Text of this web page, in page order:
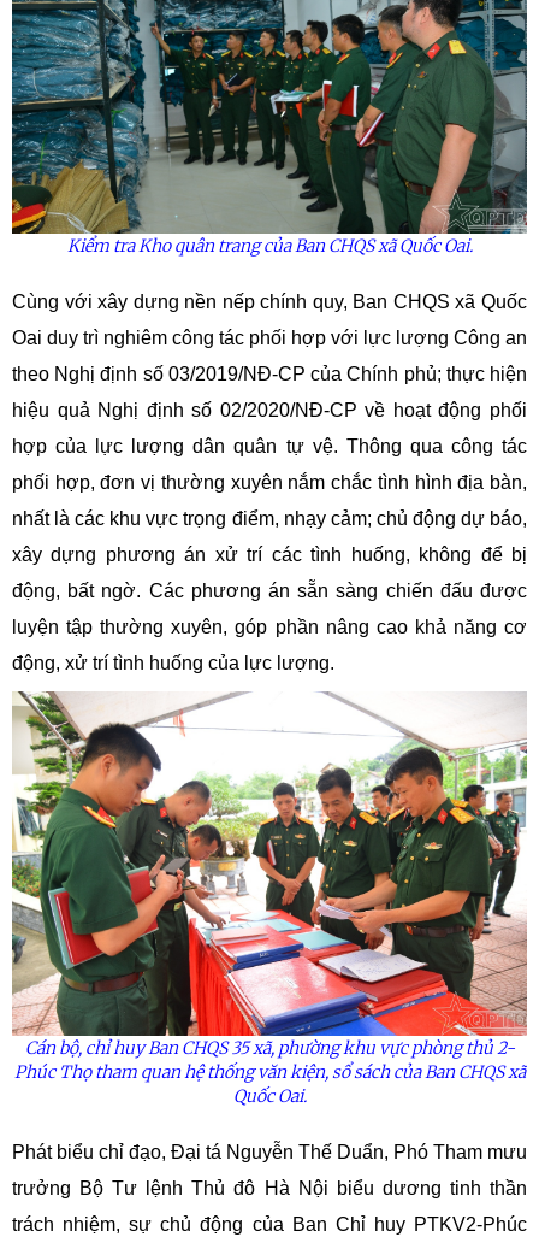
Kiểm tra Kho quân trang của Ban CHQS xã Quốc Oai.
Cùng với xây dựng nền nếp chính quy, Ban CHQS xã Quốc
Oai duy trì nghiêm công tác phối hợp với lực lượng Công an
theo Nghị định số 03/2019/NĐ-CP của Chính phủ; thực hiện
hiệu quả Nghị định số 02/2020/NĐ-CP về hoạt động phối
hợp của lực lượng dân quân tự vệ. Thông qua công tác
phối hợp, đơn vị thường xuyên nắm chắc tình hình địa bàn,
nhất là các khu vực trọng điểm, nhạy cảm; chủ động dự báo,
xây dựng phương án xử trí các tình huống, không để bị
động, bất ngờ. Các phương án sẵn sàng chiến đấu được
luyện tập thường xuyên, góp phần nâng cao khả năng cơ
động, xử trí tình huống của lực lượng.
Cán bộ, chỉ huy Ban CHQS 35 xã, phường khu vực phòng thủ 2-
Phúc Thọ tham quan hệ thống văn kiện, sổ sách của Ban CHQS xã
Quốc Oai.
Phát biểu chỉ đạo, Đại tá Nguyễn Thế Duẩn, Phó Tham mưu
trưởng Bộ Tư lệnh Thủ đô Hà Nội biểu dương tinh thần
trách nhiệm, sự chủ động của Ban Chỉ huy PTKV2-Phúc